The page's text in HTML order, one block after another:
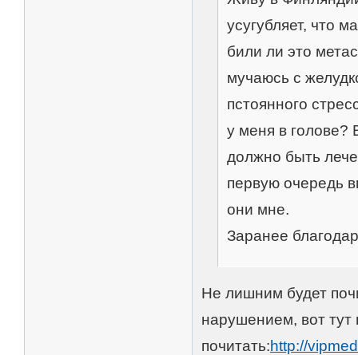
усугубляет, что
били ли это
мучаюсь с
пстоянного
у меня в голове?
должно быть
первую очередь
они мне.
Заранее
Не лишним будет
нарушением, вот тут
почитать:http://